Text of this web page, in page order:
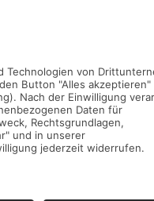
der